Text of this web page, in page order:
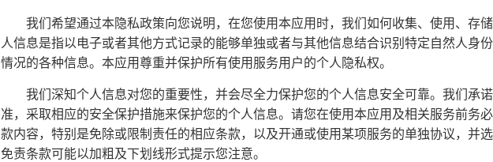
我们希望通过本隐私政策向您说明，在您使用本应用时，我们如何收集、使用、存
人信息是指以电子或者其他方式记录的能够单独或者与其他信息结合识别特定自然人身
情况的各种信息。本应用尊重并保护所有使用服务用户的个人隐私权。
我们深知个人信息对您的重要性，并会尽全力保护您的个人信息安全可靠。我们承
准，采取相应的安全保护措施来保护您的个人信息。请您在使用本应用及相关服务前务
款内容，特别是免除或限制责任的相应条款，以及开通或使用某项服务的单独协议，并
免责条款可能以加粗及下划线形式提示您注意。